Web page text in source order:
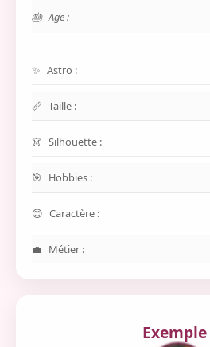
Age :
Astro :
Taille :
Silhouette :
Hobbies :
Caractère :
Métier :
Exemple